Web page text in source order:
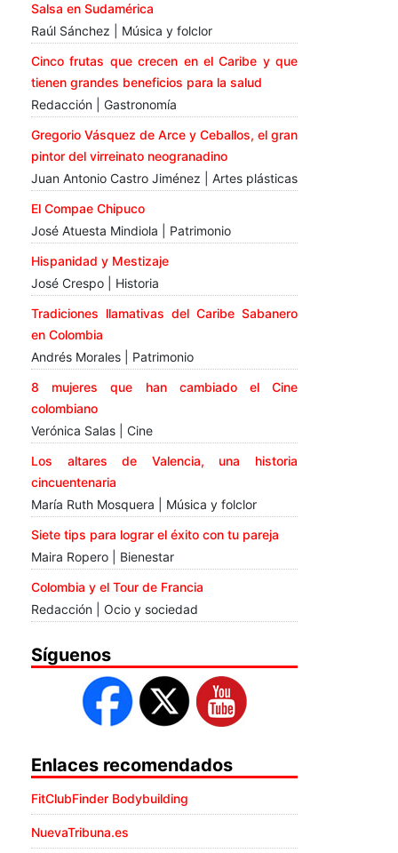
Salsa en Sudamérica
Raúl Sánchez | Música y folclor
Cinco frutas que crecen en el Caribe y que
tienen grandes beneficios para la salud
Redacción | Gastronomía
Gregorio Vásquez de Arce y Ceballos, el gran
pintor del virreinato neogranadino
Juan Antonio Castro Jiménez | Artes plásticas
El Compae Chipuco
José Atuesta Mindiola | Patrimonio
Hispanidad y Mestizaje
José Crespo | Historia
Tradiciones llamativas del Caribe Sabanero
en Colombia
Andrés Morales | Patrimonio
8 mujeres que han cambiado el Cine
colombiano
Verónica Salas | Cine
Los altares de Valencia, una historia
cincuentenaria
María Ruth Mosquera | Música y folclor
Siete tips para lograr el éxito con tu pareja
Maira Ropero | Bienestar
Colombia y el Tour de Francia
Redacción | Ocio y sociedad
Síguenos
Enlaces recomendados
FitClubFinder Bodybuilding
NuevaTribuna.es